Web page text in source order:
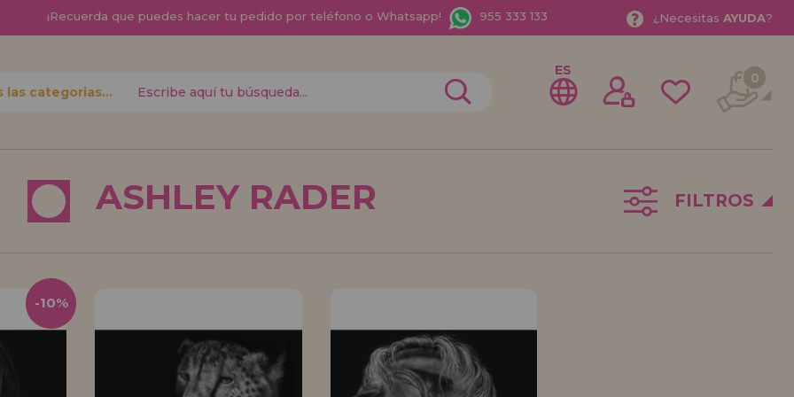
¡Recuerda que puedes hacer tu pedido por teléfono o Whatsapp! 955 333 133 ¿ Necesitas AYUDA?
tus
el estado
Quiero registrarme como
nuevo distribuidor
¡Adelante! Te estábamos esperando.
REGISTRO DISTRIBUIDOR
Todas las categorias
ES 0
ASHLEY RADER FILTROS
-10%